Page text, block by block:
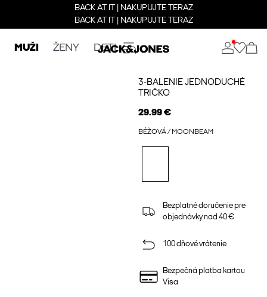
BACK AT IT | NAKUPUJTE TERAZ
BACK AT IT | NAKUPUJTE TERAZ
MUŽI ŽENY DETI
3-BALENIE JEDNODUCHÉ
TRIČKO
29.99 €
BÉŽOVÁ / MOONBEAM
Bezplatné doručenie pre
objednávky nad 40 €
100 dňové vrátenie
Bezpečná platba kartou
Visa